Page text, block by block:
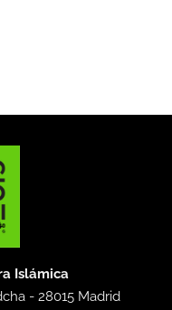
Islámica
-28015 Madrid